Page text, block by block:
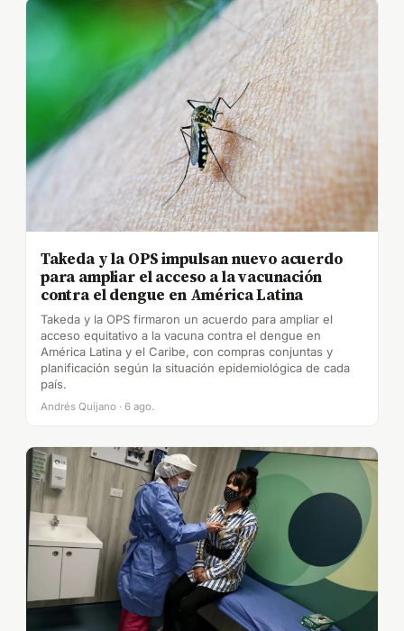
Takeda y la OPS impulsan nuevo acuerdo
para ampliar el acceso a la vacunación
contra el dengue en América Latina
Takeda y la OPS firmaron un acuerdo para ampliar el
acceso equitativo a la vacuna contra el dengue en
América Latina y el Caribe, con compras conjuntas y
planificación según la situación epidemiológica de cada
país.
Andrés Quijano · 6 ago.